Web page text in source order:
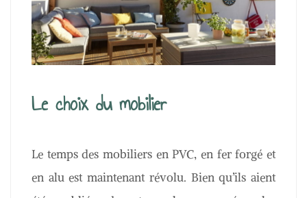
Le choix du mobilier
Le temps des mobiliers en PVC, en fer forgé et
en alu est maintenant révolu. Bien qu’ils aient